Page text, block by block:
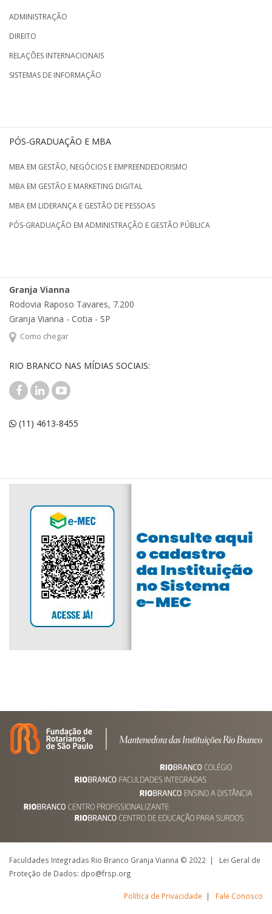
ADMINISTRAÇÃO
DIREITO
RELAÇÕES INTERNACIONAIS
SISTEMAS DE INFORMAÇÃO
PÓS-GRADUAÇÃO E MBA
MBA EM GESTÃO, NEGÓCIOS E EMPREENDEDORISMO
MBA EM GESTÃO E MARKETING DIGITAL
MBA EM LIDERANÇA E GESTÃO DE PESSOAS
PÓS-GRADUAÇÃO EM ADMINISTRAÇÃO E GESTÃO PÚBLICA
Granja Vianna
Rodovia Raposo Tavares, 7.200
Granja Vianna - Cotia - SP
Como chegar
RIO BRANCO NAS MÍDIAS SOCIAIS:
(11) 4613-8455
Faculdades Integradas Rio Branco Granja Vianna © 2022 | Lei Geral de
Proteção de Dados: dpo@frsp.org
Política de Privacidade | Fale Conosco